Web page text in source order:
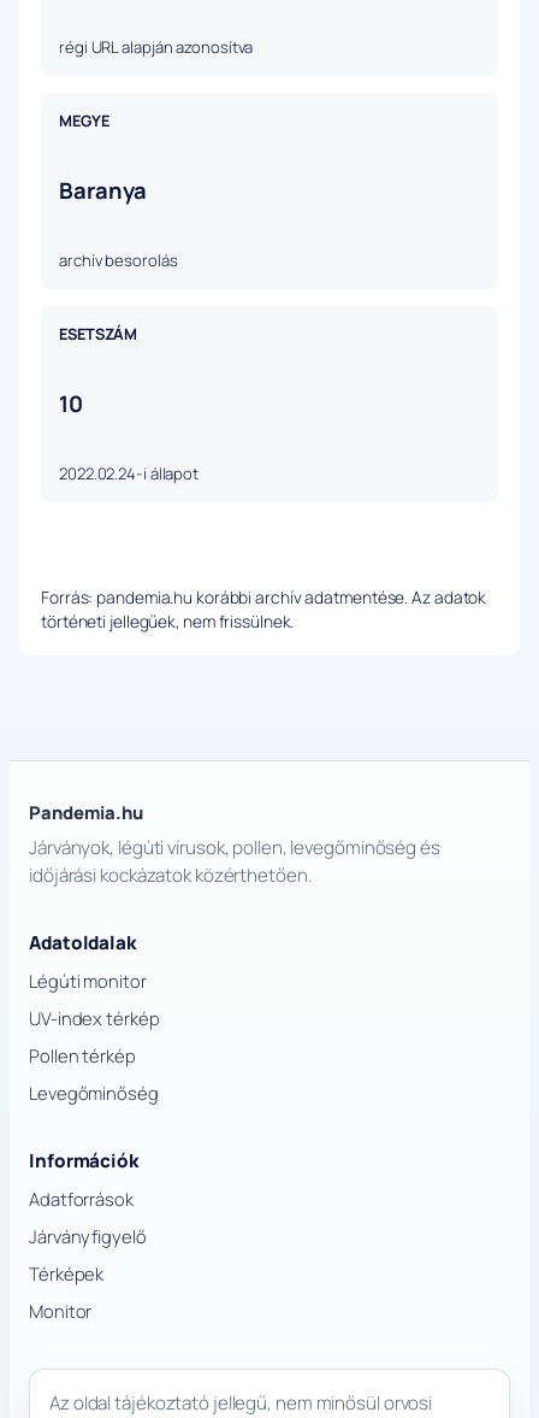
régi URL alapján azonosítva
MEGYE
Baranya
archív besorolás
ESETSZÁM
10
2022.02.24-i állapot
Forrás: pandemia.hu korábbi archív adatmentése. Az adatok
történeti jellegűek, nem frissülnek.
Pandemia.hu
Járványok, légúti vírusok, pollen, levegőminőség és
időjárási kockázatok közérthetően.
Adatoldalak
Légúti monitor
UV-index térkép
Pollen térkép
Levegőminőség
Információk
Adatforrások
Járványfigyelő
Térképek
Monitor
Az oldal tájékoztató jellegű, nem minősül orvosi